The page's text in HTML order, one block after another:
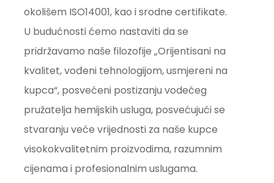
okolišem ISO14001, kao i srodne certifikate.
U budućnosti ćemo nastaviti da se
pridržavamo naše filozofije „Orijentisani na
kvalitet, vođeni tehnologijom, usmjereni na
kupca“, posvećeni postizanju vodećeg
pružatelja hemijskih usluga, posvećujući se
stvaranju veće vrijednosti za naše kupce
visokokvalitetnim proizvodima, razumnim
cijenama i profesionalnim uslugama.